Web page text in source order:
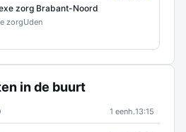
zorg Brabant-Noord
zorgUden
in de buurt
1 eenh.13:15